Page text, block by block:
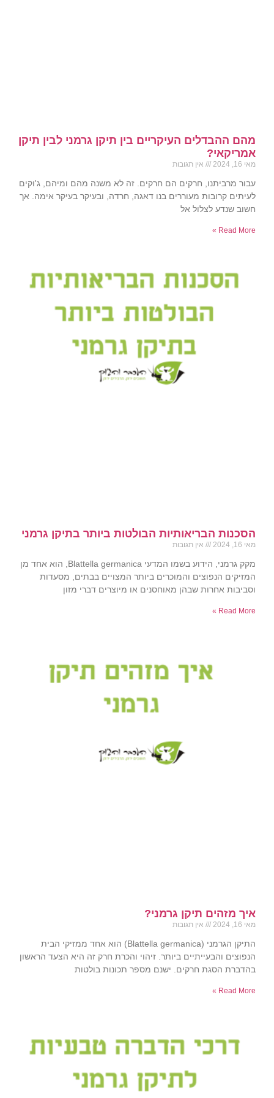
מהם ההבדלים העיקריים בין תיקן גרמני לבין תיקן
אמריקאי?
מאי 16, 2024 אין תגובות
עבור מרביתנו, חרקים הם חרקים. זה לא משנה מהם ומיהם, ג'וקים
לעיתים קרובות מעוררים בנו דאגה, חרדה, ובעיקר בעיקר אימה. אך
חשוב שנדע לצלול אל
Read More »
הסכנות הבריאותיות הבולטות ביותר בתיקן גרמני
מאי 16, 2024 אין תגובות
מקק גרמני, הידוע בשמו המדעי Blattella germanica, הוא אחד מן
המזיקים הנפוצים והמוכרים ביותר המצויים בבתים, מסעדות
וסביבות אחרות שבהן מאוחסנים או מיוצרים דברי מזון
Read More »
איך מזהים תיקן גרמני?
מאי 16, 2024 אין תגובות
התיקן הגרמני (Blattella germanica) הוא אחד ממזיקי הבית
הנפוצים והבעייתיים ביותר. זיהוי והכרת חרק זה היא הצעד הראשון
בהדברת הסגת חרקים. ישנם מספר תכונות בולטות
Read More »